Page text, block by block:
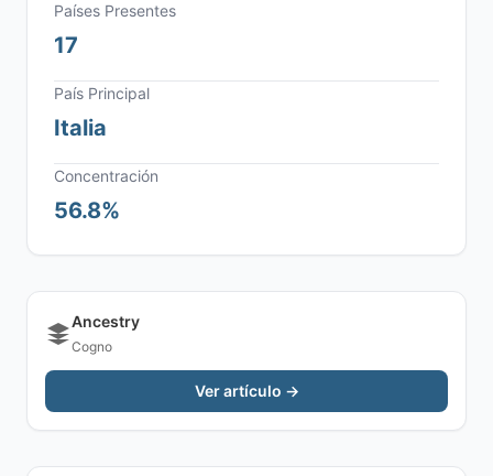
Países Presentes
17
País Principal
Italia
Concentración
56.8%
Ancestry
Cogno
Ver artículo →